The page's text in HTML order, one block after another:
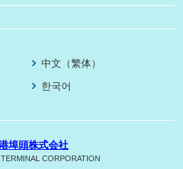
中文（繁体）
한국어
埠頭株式会社
CORPORATION